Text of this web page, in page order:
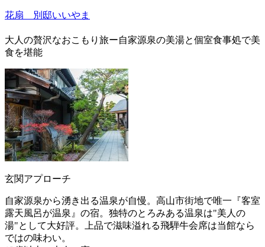
花扇 別邸いいやま
大人の贅沢なおこもり旅ー自家源泉の美湯と個室食事処で美
食を堪能
玄関アプローチ
自家源泉から湧き出る温泉が自慢。高山市街地で唯一『客室
露天風呂が温泉』の宿。独特のとろみある温泉は"美人の
湯"として大好評。上品で滋味溢れる飛騨牛会席は当館なら
ではの味わい。